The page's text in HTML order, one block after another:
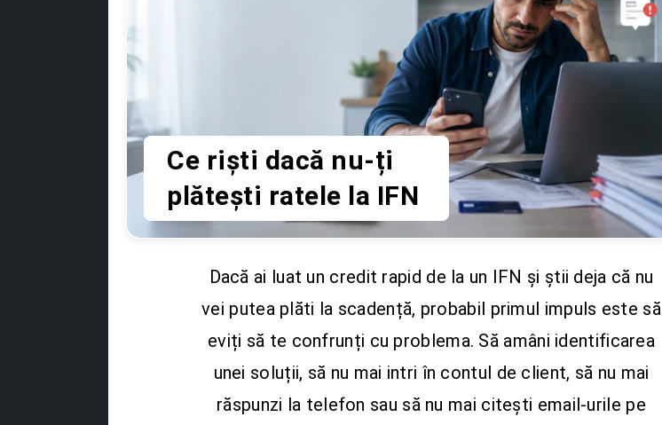
Ce riști dacă nu-ți
plătești ratele la IFN
Dacă ai luat un credit rapid de la un IFN și știi deja că nu
vei putea plăti la scadență, probabil primul impuls este să
eviți să te confrunți cu problema. Să amâni identificarea
unei soluții, să nu mai intri în contul de client, să nu mai
răspunzi la telefon sau să nu mai citești email-urile pe